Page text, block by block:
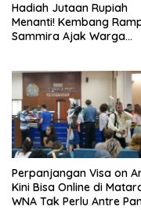
Hadiah Jutaan Rupiah
Menanti! Kembang
Sammira Ajak Warga
Perpanjangan Visa on
Kini Bisa Online di
WNA Tak Perlu Antre